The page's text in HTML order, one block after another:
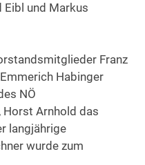
und Markus
Franz
Habinger
NÖ
Horst Arnhold das
langjährige
wurde zum